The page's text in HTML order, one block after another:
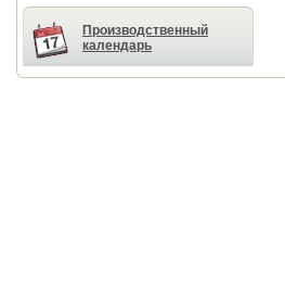
Производственный
календарь